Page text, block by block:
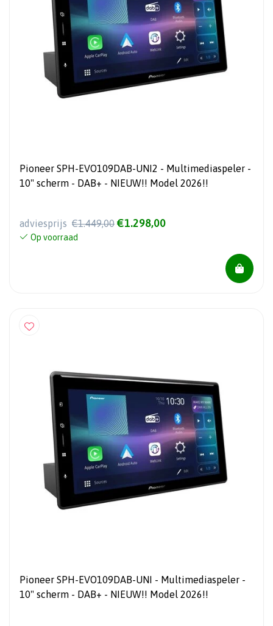
Pioneer SPH-EVO109DAB-UNI2 - Multimediaspeler -
10" scherm - DAB+ - NIEUW!! Model 2026!!
adviesprijs €1.449,00 €1.298,00
Op voorraad
Pioneer SPH-EVO109DAB-UNI - Multimediaspeler -
10" scherm - DAB+ - NIEUW!! Model 2026!!